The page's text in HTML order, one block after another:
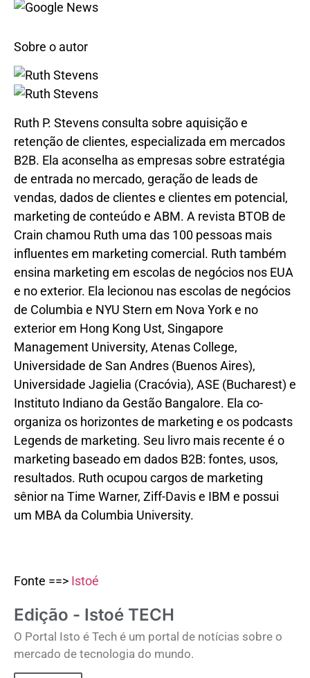
Sobre o autor
Ruth P. Stevens consulta sobre aquisição e
retenção de clientes, especializada em mercados
B2B. Ela aconselha as empresas sobre estratégia
de entrada no mercado, geração de leads de
vendas, dados de clientes e clientes em potencial,
marketing de conteúdo e ABM. A revista BTOB de
Crain chamou Ruth uma das 100 pessoas mais
influentes em marketing comercial. Ruth também
ensina marketing em escolas de negócios nos EUA
e no exterior. Ela lecionou nas escolas de negócios
de Columbia e NYU Stern em Nova York e no
exterior em Hong Kong Ust, Singapore
Management University, Atenas College,
Universidade de San Andres (Buenos Aires),
Universidade Jagielia (Cracóvia), ASE (Bucharest) e
Instituto Indiano da Gestão Bangalore. Ela co-
organiza os horizontes de marketing e os podcasts
Legends de marketing. Seu livro mais recente é o
marketing baseado em dados B2B: fontes, usos,
resultados. Ruth ocupou cargos de marketing
sênior na Time Warner, Ziff-Davis e IBM e possui
um MBA da Columbia University.
Fonte ==> Istoé
Edição - Istoé TECH
O Portal Isto é Tech é um portal de notícias sobre o
mercado de tecnologia do mundo.